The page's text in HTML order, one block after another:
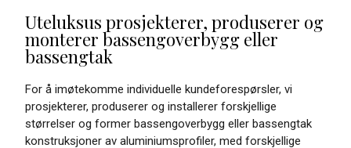
Uteluksus prosjekterer, produserer og
monterer bassengoverbygg eller
bassengtak
For å imøtekomme individuelle kundeforespørsler, vi
prosjekterer, produserer og installerer forskjellige
størrelser og former bassengoverbygg eller bassengtak
konstruksjoner av aluminiumsprofiler, med forskjellige